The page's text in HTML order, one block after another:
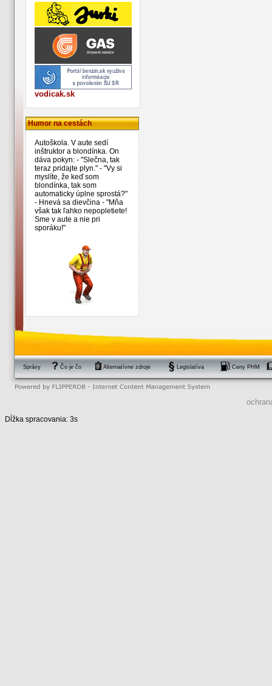
vodicak.sk
Humor na cestách
Autoškola. V aute sedí
inštruktor a blondínka. On
dáva pokyn: - "Slečna, tak
teraz pridajte plyn." - "Vy si
myslíte, že keď som
blondínka, tak som
automaticky úplne sprostá?"
- Hnevá sa dievčina - "Mňa
však tak ľahko nepopletiete!
Sme v aute a nie pri
sporáku!"
Správy Čo je čo Alternatívne zdroje Legislatíva Ceny PHM
Dĺžka spracovania: 3s